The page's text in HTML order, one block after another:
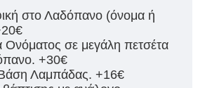
στο Λαδόπανο (όνομα ή
Ονόματος σε μεγάλη πετσέτα
+30€
Λαμπάδας. +16€